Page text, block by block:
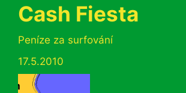
Cash Fiesta
Rubriky
Peníze za surfování
17.5.2010